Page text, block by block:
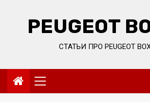
PEUGEOT
СТАТЬИ ПРО PEUGEOT
Primary
Menu